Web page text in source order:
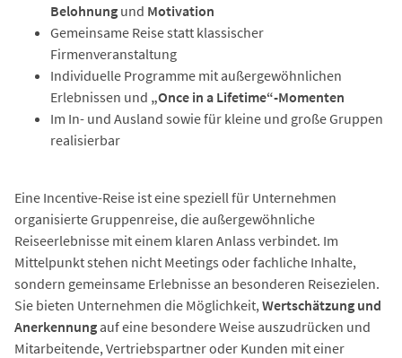
Belohnung und Motivation
Gemeinsame Reise statt klassischer
Firmenveranstaltung
Individuelle Programme mit außergewöhnlichen
Erlebnissen und „Once in a Lifetime“-Momenten
Im In- und Ausland sowie für kleine und große Gruppen
realisierbar
Eine Incentive-Reise ist eine speziell für Unternehmen
organisierte Gruppenreise, die außergewöhnliche
Reiseerlebnisse mit einem klaren Anlass verbindet. Im
Mittelpunkt stehen nicht Meetings oder fachliche Inhalte,
sondern gemeinsame Erlebnisse an besonderen Reisezielen.
Sie bieten Unternehmen die Möglichkeit, Wertschätzung und
Anerkennung auf eine besondere Weise auszudrücken und
Mitarbeitende, Vertriebspartner oder Kunden mit einer